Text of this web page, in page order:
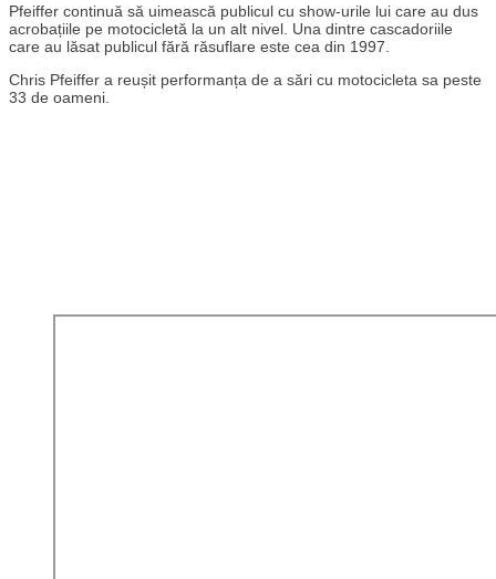
Pfeiffer continuă să uimească publicul cu show-urile lui care au dus
acrobațiile pe motocicletă la un alt nivel. Una dintre cascadoriile
care au lăsat publicul fără răsuflare este cea din 1997.
Chris Pfeiffer a reușit performanța de a sări cu motocicleta sa peste
33 de oameni.